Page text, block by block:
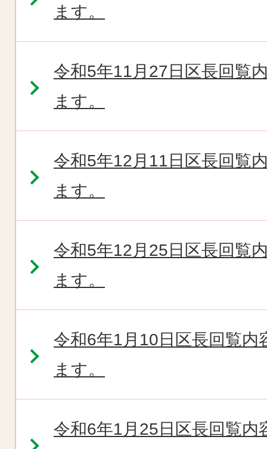
ます。
令和5年11月27日区長回覧
ます。
令和5年12月11日区長回覧
ます。
令和5年12月25日区長回覧
ます。
令和6年1月10日区長回覧
ます。
令和6年1月25日区長回覧